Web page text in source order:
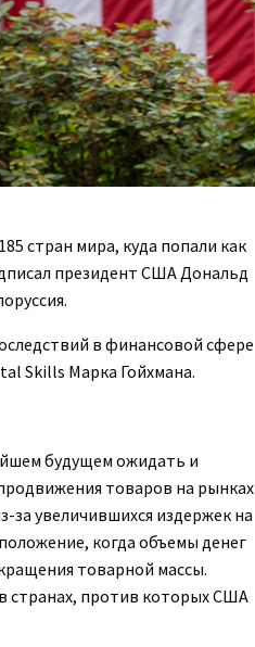
стран мира, куда попали как
президент США Дональд
в финансовой сфере
Skills Марка Гойхмана.
будущем ожидать и
товаров на рынках
за увеличившихся издержек на
когда объемы денег
товарной массы.
странах, против которых США